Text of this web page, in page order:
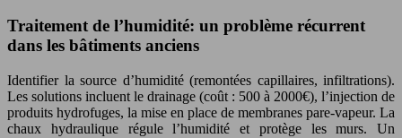
Traitement de l’humidité: un problème récurrent
dans les bâtiments anciens
Identifier la source d’humidité (remontées capillaires, infiltrations).
Les solutions incluent le drainage (coût : 500 à 2000€), l’injection de
produits hydrofuges, la mise en place de membranes pare-vapeur. La
chaux hydraulique régule l’humidité et protège les murs. Un